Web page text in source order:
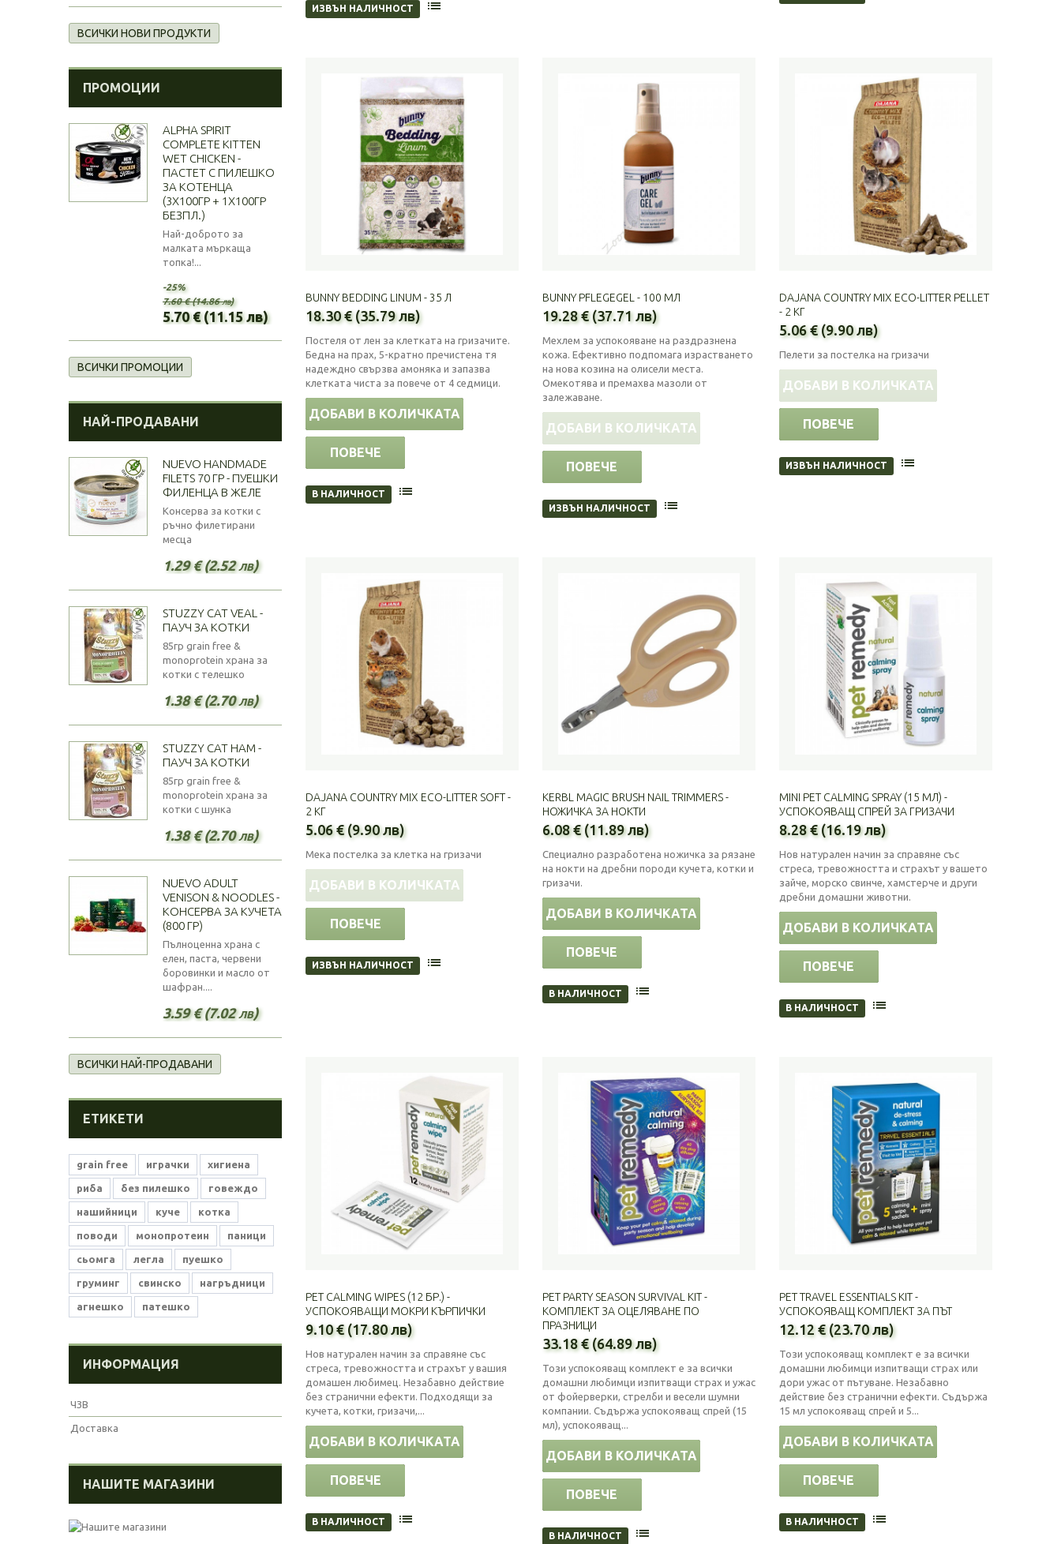
ИЗВЪН НАЛИЧНОСТ
BUNNY BEDDING LINUM - 35 Л
18.30 € (35.79 лв)
Постеля от лен за клетката на гризачите.
Бедна на прах, 5-кратно пречистена тя
надеждно свързва амоняка и запазва
клетката чиста за повече от 4 седмици.
ДОБАВИ В КОЛИЧКАТА
ПОВЕЧЕ
В НАЛИЧНОСТ
BUNNY PFLEGEGEL - 100 МЛ
19.28 € (37.71 лв)
Мехлем за успокояване на раздразнена
кожа. Ефективно подпомага израстването
на нова козина на олисели места.
Омекотява и премахва мазоли от
залежаване.
ДОБАВИ В КОЛИЧКАТА
ПОВЕЧЕ
ИЗВЪН НАЛИЧНОСТ
DAJANA COUNTRY MIX ECO-LITTER PELLET
- 2 КГ
5.06 € (9.90 лв)
Пелети за постелка на гризачи
ДОБАВИ В КОЛИЧКАТА
ПОВЕЧЕ
ИЗВЪН НАЛИЧНОСТ
DAJANA COUNTRY MIX ECO-LITTER SOFT -
2 КГ
5.06 € (9.90 лв)
Мека постелка за клетка на гризачи
ДОБАВИ В КОЛИЧКАТА
ПОВЕЧЕ
ИЗВЪН НАЛИЧНОСТ
KERBL MAGIC BRUSH NAIL TRIMMERS -
НОЖИЧКА ЗА НОКТИ
6.08 € (11.89 лв)
Специално разработена ножичка за рязане
на нокти на дребни породи кучета, котки и
гризачи.
ДОБАВИ В КОЛИЧКАТА
ПОВЕЧЕ
В НАЛИЧНОСТ
MINI PET CALMING SPRAY (15 МЛ) -
УСПОКОЯВАЩ СПРЕЙ ЗА ГРИЗАЧИ
8.28 € (16.19 лв)
Нов натурален начин за справяне със
стреса, тревожността и страхът у вашето
зайче, морско свинче, хамстерче и други
дребни домашни животни.
ДОБАВИ В КОЛИЧКАТА
ПОВЕЧЕ
В НАЛИЧНОСТ
PET CALMING WIPES (12 БР.) -
УСПОКОЯВАЩИ МОКРИ КЪРПИЧКИ
9.10 € (17.80 лв)
Нов натурален начин за справяне със
стреса, тревожността и страхът у вашия
домашен любимец. Незабавно действие
без странични ефекти. Подходящи за
кучета, котки, гризачи,...
ДОБАВИ В КОЛИЧКАТА
ПОВЕЧЕ
В НАЛИЧНОСТ
PET PARTY SEASON SURVIVAL KIT -
КОМПЛЕКТ ЗА ОЦЕЛЯВАНЕ ПО
ПРАЗНИЦИ
33.18 € (64.89 лв)
Този успокояващ комплект е за всички
домашни любимци изпитващи страх и ужас
от фойерверки, стрелби и весели шумни
компании. Съдържа успокояващ спрей (15
мл), успокояващ...
ДОБАВИ В КОЛИЧКАТА
ПОВЕЧЕ
В НАЛИЧНОСТ
PET TRAVEL ESSENTIALS KIT -
УСПОКОЯВАЩ КОМПЛЕКТ ЗА ПЪТ
12.12 € (23.70 лв)
Този успокояващ комплект е за всички
домашни любимци изпитващи страх или
дори ужас от пътуване. Незабавно
действие без странични ефекти. Съдържа
15 мл успокояващ спрей и 5...
ДОБАВИ В КОЛИЧКАТА
ПОВЕЧЕ
В НАЛИЧНОСТ
ВСИЧКИ НОВИ ПРОДУКТИ
ПРОМОЦИИ
ALPHA SPIRIT
COMPLETE KITTEN
WET CHICKEN -
ПАСТЕТ С ПИЛЕШКО
ЗА КОТЕНЦА
(3Х100ГР + 1Х100ГР
БЕЗПЛ.)
Най-доброто за
малката мъркаща
топка!...
-25%
7.60 € (14.86 лв)
5.70 € (11.15 лв)
ВСИЧКИ ПРОМОЦИИ
НАЙ-ПРОДАВАНИ
NUEVO HANDMADE
FILETS 70 ГР - ПУЕШКИ
ФИЛЕНЦА В ЖЕЛЕ
Консерва за котки с
ръчно филетирани
месца
1.29 € (2.52 лв)
STUZZY CAT VEAL -
ПАУЧ ЗА КОТКИ
85гр grain free &
monoprotein храна за
котки с телешко
1.38 € (2.70 лв)
STUZZY CAT HAM -
ПАУЧ ЗА КОТКИ
85гр grain free &
monoprotein храна за
котки с шунка
1.38 € (2.70 лв)
NUEVO ADULT
VENISON & NOODLES -
КОНСЕРВА ЗА КУЧЕТА
(800 ГР)
Пълноценна храна с
елен, паста, червени
боровинки и масло от
шафран....
3.59 € (7.02 лв)
ВСИЧКИ НАЙ-ПРОДАВАНИ
ЕТИКЕТИ
grain free играчки хигиена
риба без пилешко говеждо
нашийници куче котка
поводи монопротеин паници
сьомга легла пуешко
груминг свинско нагръдници
агнешко патешко
ИНФОРМАЦИЯ
ЧЗВ
Доставка
НАШИТЕ МАГАЗИНИ